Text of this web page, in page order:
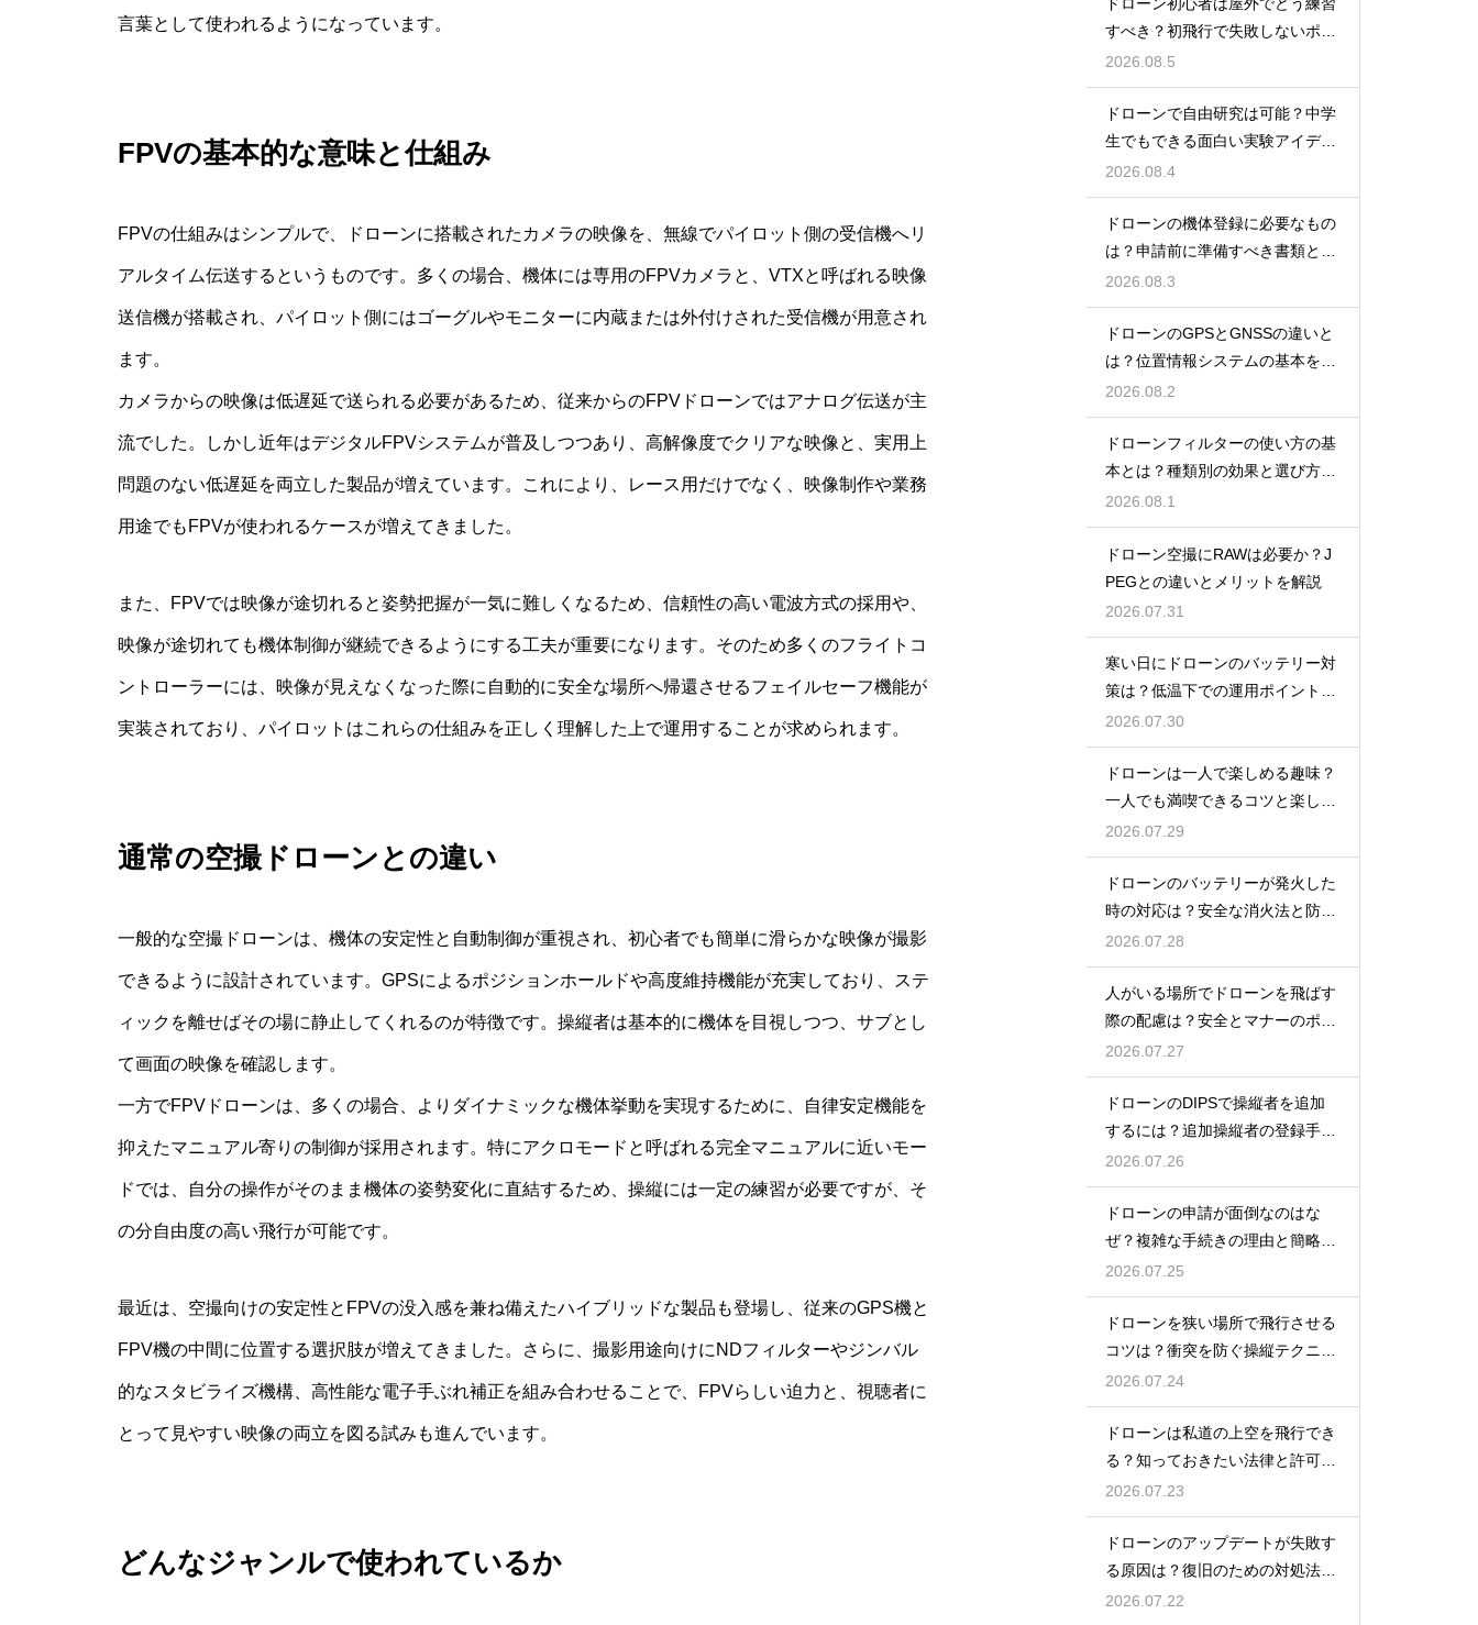
言葉として使われるようになっています。
FPVの基本的な意味と仕組み
FPVの仕組みはシンプルで、ドローンに搭載されたカメラの映像を、無線でパイロット側の受信機へリ
アルタイム伝送するというものです。多くの場合、機体には専用のFPVカメラと、VTXと呼ばれる映像
送信機が搭載され、パイロット側にはゴーグルやモニターに内蔵または外付けされた受信機が用意され
ます。
カメラからの映像は低遅延で送られる必要があるため、従来からのFPVドローンではアナログ伝送が主
流でした。しかし近年はデジタルFPVシステムが普及しつつあり、高解像度でクリアな映像と、実用上
問題のない低遅延を両立した製品が増えています。これにより、レース用だけでなく、映像制作や業務
用途でもFPVが使われるケースが増えてきました。
また、FPVでは映像が途切れると姿勢把握が一気に難しくなるため、信頼性の高い電波方式の採用や、
映像が途切れても機体制御が継続できるようにする工夫が重要になります。そのため多くのフライトコ
ントローラーには、映像が見えなくなった際に自動的に安全な場所へ帰還させるフェイルセーフ機能が
実装されており、パイロットはこれらの仕組みを正しく理解した上で運用することが求められます。
通常の空撮ドローンとの違い
一般的な空撮ドローンは、機体の安定性と自動制御が重視され、初心者でも簡単に滑らかな映像が撮影
できるように設計されています。GPSによるポジションホールドや高度維持機能が充実しており、ステ
ィックを離せばその場に静止してくれるのが特徴です。操縦者は基本的に機体を目視しつつ、サブとし
て画面の映像を確認します。
一方でFPVドローンは、多くの場合、よりダイナミックな機体挙動を実現するために、自律安定機能を
抑えたマニュアル寄りの制御が採用されます。特にアクロモードと呼ばれる完全マニュアルに近いモー
ドでは、自分の操作がそのまま機体の姿勢変化に直結するため、操縦には一定の練習が必要ですが、そ
の分自由度の高い飛行が可能です。
最近は、空撮向けの安定性とFPVの没入感を兼ね備えたハイブリッドな製品も登場し、従来のGPS機と
FPV機の中間に位置する選択肢が増えてきました。さらに、撮影用途向けにNDフィルターやジンバル
的なスタビライズ機構、高性能な電子手ぶれ補正を組み合わせることで、FPVらしい迫力と、視聴者に
とって見やすい映像の両立を図る試みも進んでいます。
どんなジャンルで使われているか
ドローン初心者は屋外でどう練習
すべき？初飛行で失敗しないポイ
ント
2026.08.5
ドローンで自由研究は可能？中学
生でもできる面白い実験アイデア
を紹介
2026.08.4
ドローンの機体登録に必要なもの
は？申請前に準備すべき書類と情
報
2026.08.3
ドローンのGPSとGNSSの違いと
は？位置情報システムの基本を解
説
2026.08.2
ドローンフィルターの使い方の基
本とは？種類別の効果と選び方を
解説
2026.08.1
ドローン空撮にRAWは必要か？J
PEGとの違いとメリットを解説
2026.07.31
寒い日にドローンのバッテリー対
策は？低温下での運用ポイントと
注意点
2026.07.30
ドローンは一人で楽しめる趣味？
一人でも満喫できるコツと楽しみ
方
2026.07.29
ドローンのバッテリーが発火した
時の対応は？安全な消火法と防止
策を解説
2026.07.28
人がいる場所でドローンを飛ばす
際の配慮は？安全とマナーのポイ
ント
2026.07.27
ドローンのDIPSで操縦者を追加
するには？追加操縦者の登録手順
を解説
2026.07.26
ドローンの申請が面倒なのはな
ぜ？複雑な手続きの理由と簡略化
の動向
2026.07.25
ドローンを狭い場所で飛行させる
コツは？衝突を防ぐ操縦テクニッ
クを解説
2026.07.24
ドローンは私道の上空を飛行でき
る？知っておきたい法律と許可の
ルール
2026.07.23
ドローンのアップデートが失敗す
る原因は？復旧のための対処法を
解説
2026.07.22